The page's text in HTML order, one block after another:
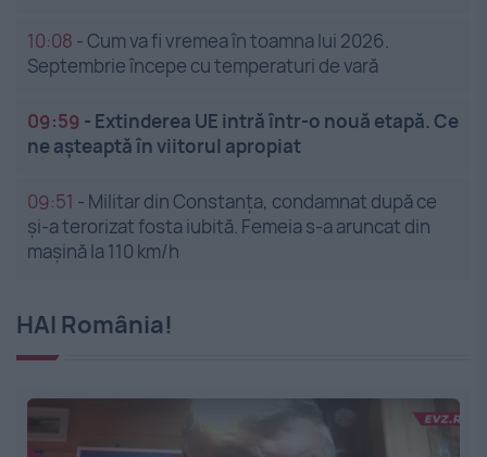
10:08 -Cum va fi vremea în toamna lui 2026.
Septembrie începe cu temperaturi de vară
09:59 - Extinderea UE intră într-o nouă etapă. Ce
ne așteaptă în viitorul apropiat
09:51 - Militar din Constanța, condamnat după ce
și-a terorizat fosta iubită. Femeia s-a aruncat din
mașină la 110 km/h
HAI România!